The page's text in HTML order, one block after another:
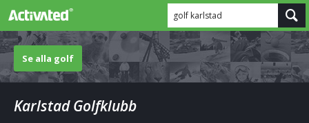
golf karlstad
Se alla golf
Karlstad Golfklubb